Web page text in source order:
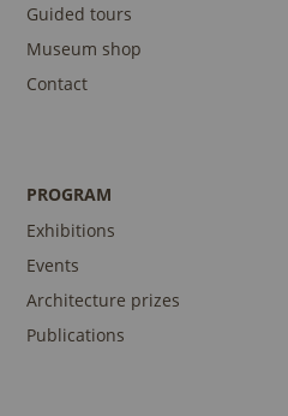
Guided tours
Museum shop
Contact
PROGRAM
Exhibitions
Events
Architecture prizes
Publications